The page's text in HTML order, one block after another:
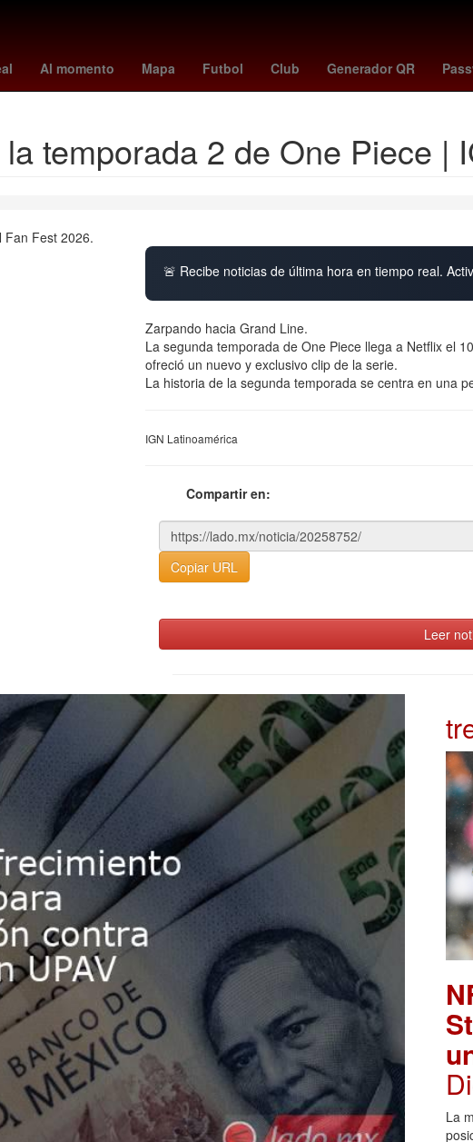
Al momento Mapa Futbol Club Generador QR
Manchester City Football Club Jardines de Morelos Premier League
temporada 2 de One Piece |
🚨 Recibe noticias de última hora en tiempo real.
Zarpando hacia Grand Line.
La segunda temporada de One Piece llega a Netflix el
ofreció un nuevo y exclusivo clip de la serie.
La historia de la segunda temporada se centra en una
IGN Latinoamérica
Compartir en:
Copiar URL
Leer
La